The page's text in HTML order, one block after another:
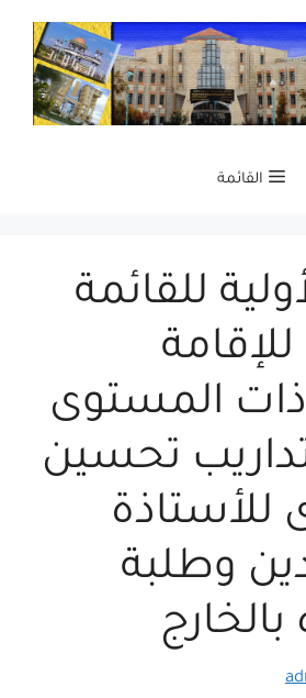
القائمة
للقائمة
ذات المستوى
تحسين
للأستاذة
وطلبة
بالخارج